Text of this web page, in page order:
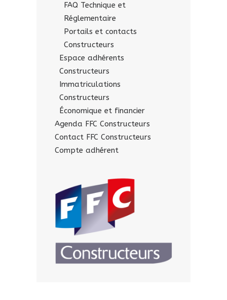
FAQ Technique et
Réglementaire
Portails et contacts
Constructeurs
Espace adhérents
Constructeurs
Immatriculations
Constructeurs
Économique et financier
Agenda FFC Constructeurs
Contact FFC Constructeurs
Compte adhérent